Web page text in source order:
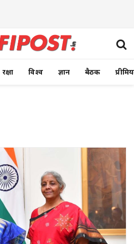
रक्षा विश्व ज्ञान बैठक